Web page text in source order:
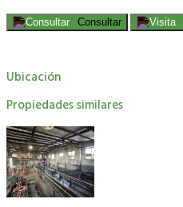
Consultar
Ubicación
Propiedades similares